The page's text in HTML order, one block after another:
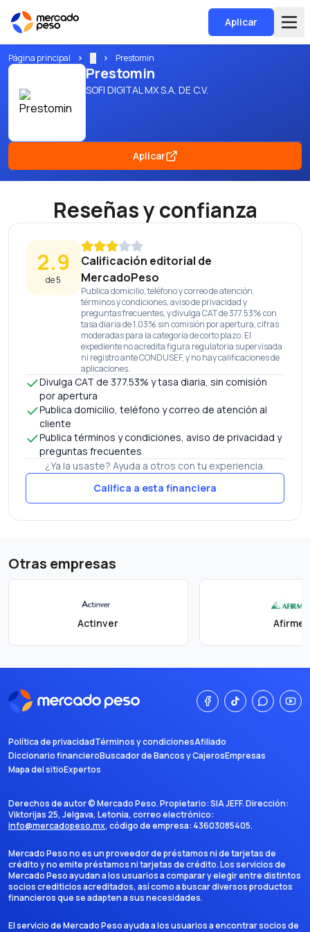
Aplicar
Página principal Prestomin
Prestomin
SOFI DIGITAL MX S.A. DE C.V.
Aplicar
Reseñas y confianza
2.9
de 5
Calificación editorial de
MercadoPeso
Publica domicilio, teléfono y correo de atención,
términos y condiciones, aviso de privacidad y
preguntas frecuentes, y divulga CAT de 377.53% con
tasa diaria de 1.03% sin comisión por apertura, cifras
moderadas para la categoría de corto plazo. El
expediente no acredita figura regulatoria supervisada
ni registro ante CONDUSEF, y no hay calificaciones de
aplicaciones.
Divulga CAT de 377.53% y tasa diaria, sin comisión
por apertura
Publica domicilio, teléfono y correo de atención al
cliente
Publica términos y condiciones, aviso de privacidad y
preguntas frecuentes
¿Ya la usaste? Ayuda a otros con tu experiencia.
Califica a esta financiera
Otras empresas
Actinver Afirme
Política de privacidadTérminos y condicionesAfiliado
Diccionario financieroBuscador de Bancos y CajerosEmpresas
Mapa del sitioExpertos
Derechos de autor ©Mercado Peso. Propietario:SIA JEFF. Dirección:
Viktorijas 25, Jelgava, Letonia, correo electrónico:
info@mercadopeso.mx, código de empresa: 43603085405.
Mercado Peso no es un proveedor de préstamos ni de tarjetas de
crédito y no emite préstamos ni tarjetas de crédito. Los servicios de
Mercado Peso ayudan a los usuarios a comparar y elegir entre distintos
socios crediticios acreditados, así como a buscar diversos productos
financieros que se adapten a sus necesidades.
El servicio de Mercado Peso ayuda a los usuarios a encontrar socios de